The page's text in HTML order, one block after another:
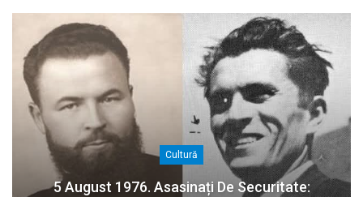
Cultură
5 August 1976. Asasinați De Securitate: